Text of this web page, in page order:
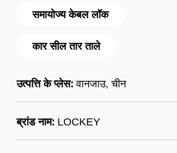
समायोज्य केबल लॉक
कार सील तार ताले
उत्पत्ति के प्लेस: वानजाउ, चीन
ब्रांड नाम: LOCKEY